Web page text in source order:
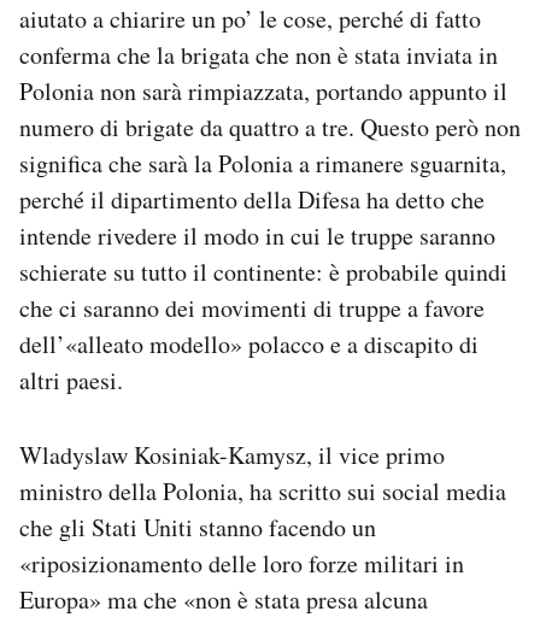
aiutato a chiarire un po’ le cose, perché di fatto
conferma che la brigata che non è stata inviata in
Polonia non sarà rimpiazzata, portando appunto il
numero di brigate da quattro a tre. Questo però non
significa che sarà la Polonia a rimanere sguarnita,
perché il dipartimento della Difesa ha detto che
intende rivedere il modo in cui le truppe saranno
schierate su tutto il continente: è probabile quindi
che ci saranno dei movimenti di truppe a favore
dell’«alleato modello» polacco e a discapito di
altri paesi.
Wladyslaw Kosiniak-Kamysz, il vice primo
ministro della Polonia, ha scritto sui social media
che gli Stati Uniti stanno facendo un
«riposizionamento delle loro forze militari in
Europa» ma che «non è stata presa alcuna